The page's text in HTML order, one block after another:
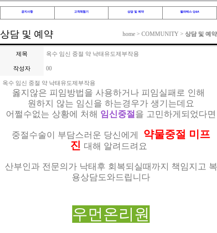
공지사항 고객체험기 상담 및 예약 필라테스 Q&A
상담 및 예약 home > COMMUNITY > 상담 및 예약
제목 옥수 임신 중절 약 낙태유도제부작용
작성자 00
옥수 임신 중절 약 낙태유도제부작용
옳지않은 피임방법을 사용하거나 피임실패로 인해
원하지 않는 임신을 하는경우가 생기는데요
어쩔수없는 상황에 처해 임신중절을 고민하게되었다면
중절수술이 부담스러운 당신에게 약물중절 미프
진 대해 알려드려요
산부인과 전문의가 낙태후 회복되실때까지 책임지고 복
용상담도와드립니다
우먼온리원